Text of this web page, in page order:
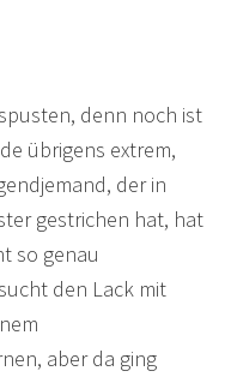
denn noch ist
übrigens extrem,
der in
gestrichen hat, hat
so genau
den Lack mit
aber da ging